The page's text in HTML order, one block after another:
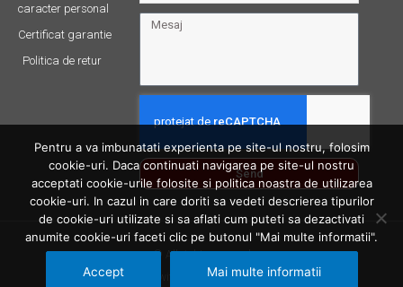
caracter personal
Certificat garantie
Politica de retur
Send
© All rights reserved
Made with ❤ by Productive Bit
Pentru a va imbunatati experienta pe site-ul nostru, folosim
cookie-uri. Daca continuati navigarea pe site-ul nostru
acceptati cookie-urile folosite si politica noastra de utilizarea
cookie-uri. In cazul in care doriti sa vedeti descrierea tipurilor
de cookie-uri utilizate si sa aflati cum puteti sa dezactivati
anumite cookie-uri faceti clic pe butonul "Mai multe informatii".
Accept Mai multe informatii